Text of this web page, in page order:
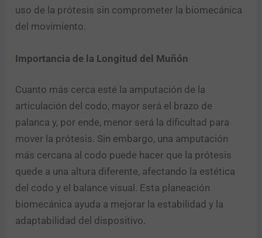
uso de la prótesis sin comprometer la biomecánica
del movimiento.
Importancia de la Longitud del Muñón
Cuanto más cerca esté la amputación de la
articulación del codo, mayor será el brazo de
palanca y, por ende, menor será la dificultad para
mover la prótesis. Sin embargo, una amputación
más cercana al codo puede hacer que la prótesis
quede a una altura diferente, afectando la estética
del codo y el balance visual. Esta planeación
biomecánica ayuda a mejorar la estabilidad y la
adaptabilidad del dispositivo.